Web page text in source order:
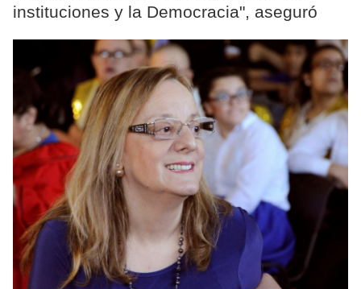
instituciones y la Democracia", aseguró